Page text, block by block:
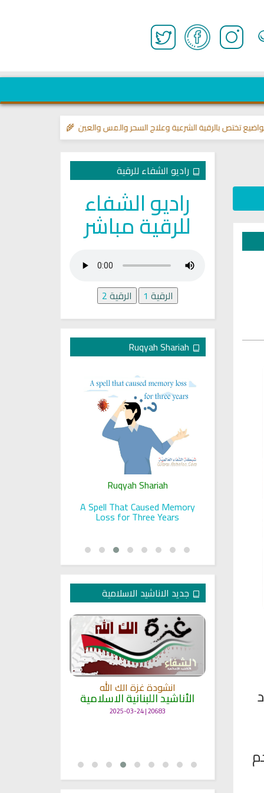
قناة وشفاء لما في الصدوربالرقية الشرعية وعلاج السحر والمس والعين 🌾
راديو الشفاء للرقية
راديو الشفاء
للرقية مباشر
الرقية 1 الرقية2
A
Ruqyah Shariah
A Spell That Caused Memory
Loss for Three Years
جديد الاناشيد الاسلامية
انشودة غزة الك الله
الأناشيد اللبنانية الاسلامية
20683 | 2025-03-24